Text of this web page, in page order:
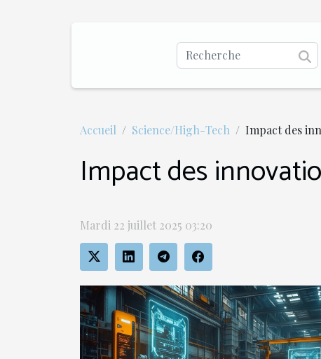
Accueil Science/High-Tech Impact des
Impact des
Mardi 22 juillet 2025 03:20